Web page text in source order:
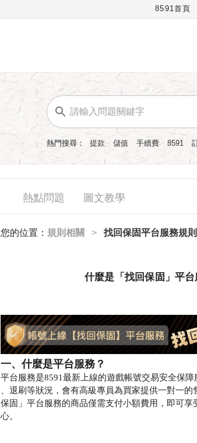
8591首頁
熱門搜尋： 提款 儲值 手續費 8591
熱點問題 圖文教學
您的位置： 規則相關 > 找回保固平台服務規則
什麼是「​找回保固」平
一、什麼是平台服務？
平台服務是8591最新上線的遊戲帳號交易安全保
、退刷等狀況，會有高級專員為買家提供一對一
保固」平台服務的商品僅需支付小額費用，即可
心。